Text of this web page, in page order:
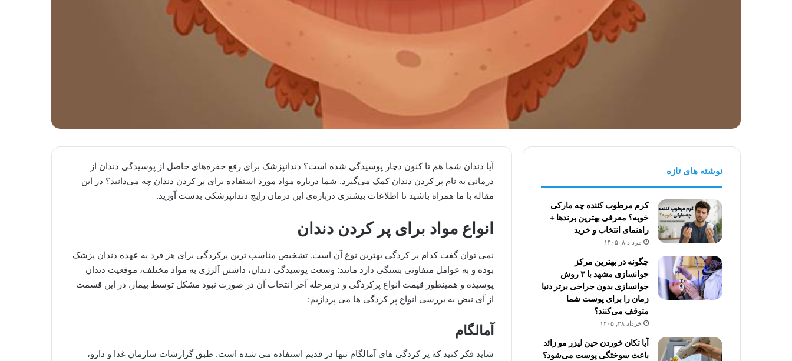
آیا دندان شما هم تا کنون دچار پوسیدگی شده است؟ دندانپزشک برای رفع حفره‌های حاصل از پوسیدگی دندان از
درمانی به نام پر کردن دندان کمک می‌گیرد. شما درباره مواد مورد استفاده برای پر کردن دندان چه می‌دانید؟ در این
مقاله با ما همراه باشید تا اطلاعات بیشتری درباره‌ی این درمان رایج دندانپزشکی بدست آورید.
انواع مواد برای پر کردن دندان
نمی توان گفت کدام پر کردگی بهترین نوع آن است. تشخیص مناسب ترین پرکردگی برای هر فرد به عهده دندان پزشک
بوده و به عوامل متفاوتی بستگی دارد مانند: وسعت پوسیدگی دندان، داشتن آلرژی به مواد مختلف، موقعیت دندان
پوسیده و همینطور قیمت انواع پرکردگی و درمرحله آخر انتخاب آن در صورت نبود مشکل توسط بیمار. در این قسمت
از آی نبض به بررسی انواع پر کردگی ها می پردازیم:
آمالگام
شاید فکر کنید که پر کردگی های آمالگام تنها در قدیم استفاده می شده است. طبق گزارشات سازمان غذا و دارو،
نوشته های تازه
کرم مرطوب کننده چه مارکی
خوبه؟ معرفی بهترین برندها +
راهنمای انتخاب و خرید
مرداد ۸, ۱۴۰۵
چگونه در بهترین مرکز
جوانسازی مشهد با ۳ روش
جوانسازی بدون جراحی برتر دنیا
زمان را برای پوست شما
متوقف می‌کنند؟
خرداد ۲۸, ۱۴۰۵
آیا تکان خوردن حین لیزر مو زائد
باعث سوختگی پوست می‌شود؟